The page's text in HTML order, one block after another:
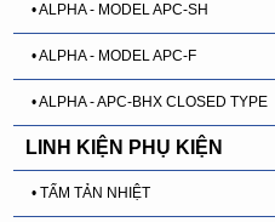
• ALPHA - MODEL APC-SH
• ALPHA - MODEL APC-F
• ALPHA - APC-BHX CLOSED TYPE
LINH KIỆN PHỤ KIỆN
• TẤM TẢN NHIỆT